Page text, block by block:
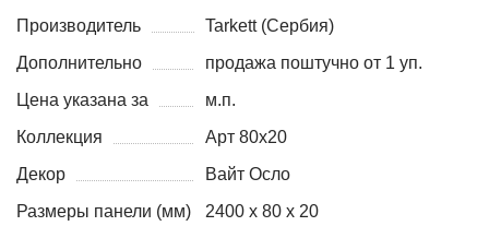
Производитель
Tarkett (Сербия)
Дополнительно
продажа поштучно от 1 уп.
Цена указана за
м.п.
Коллекция
Арт 80x20
Декор
Вайт Осло
Размеры панели (мм)
2400 х 80 х 20